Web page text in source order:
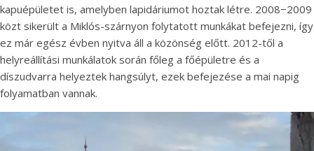
kapuépületet is, amelyben lapidáriumot hoztak létre. 2008−2009
közt sikerült a Miklós-szárnyon folytatott munkákat befejezni, így
ez már egész évben nyitva áll a közönség előtt. 2012-től a
helyreállítási munkálatok során főleg a főépületre és a
díszudvarra helyeztek hangsúlyt, ezek befejezése a mai napig
folyamatban vannak.